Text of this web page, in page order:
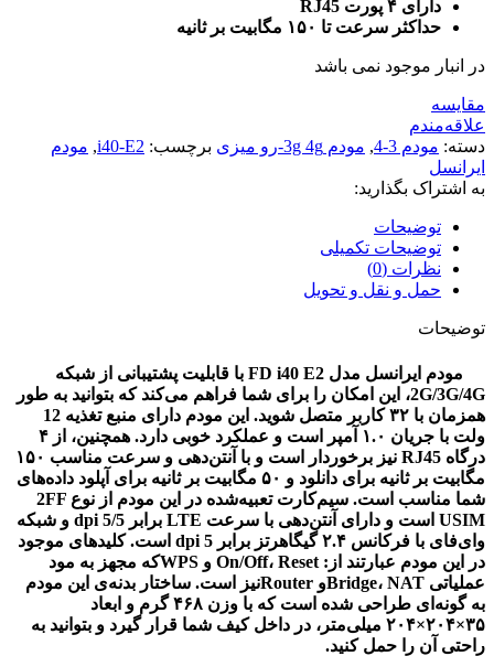
دارای ۴ پورت RJ45
حداکثر سرعت تا ۱۵۰ مگابیت بر ثانیه
در انبار موجود نمی باشد
مقایسه
علاقه‌مندم
دسته: مودم 3-4 , مودم 3g 4g-رو میزی برچسب: i40-E2
, مودم
ایرانسل
به اشتراک بگذارید:
توضیحات
توضیحات تکمیلی
نظرات (0)
حمل و نقل و تحویل
توضیحات
مودم ایرانسل مدل FD i40 E2 با قابلیت پشتیبانی از شبکه
2G/3G/4G، این امکان را برای شما فراهم می‌کند که بتوانید به طور
همزمان با ۳۲ کاربر متصل شوید. این مودم دارای منبع تغذیه 12
ولت با جریان ۱.۰ آمپر است و عملکرد خوبی دارد. همچنین، از ۴
درگاه RJ45 نیز برخوردار است و با آنتن‌دهی و سرعت مناسب ۱۵۰
مگابیت بر ثانیه برای دانلود و ۵۰ مگابیت بر ثانیه برای آپلود داده‌های
شما مناسب است. سیم‌کارت تعبیه‌شده در این مودم از نوع 2FF
USIM است و دارای آنتن‌دهی با سرعت LTE برابر dpi 5/5 و شبکه
وای‌فای با فرکانس ۲.۴ گیگاهرتز برابر dpi 5 است. کلیدهای موجود
در این مودم عبارتند از: On/Off، Reset و WPSکه مجهز به مود
عملیاتی Bridge، NATو Routerنیز است. ساختار بدنه‌ی این مودم
به گونه‌ای طراحی شده است که با وزن ۴۶۸ گرم و ابعاد
۳۵×۲۰۴×۲۰۴ میلی‌متر، در داخل کیف شما قرار گیرد و بتوانید به
راحتی آن را حمل کنید.